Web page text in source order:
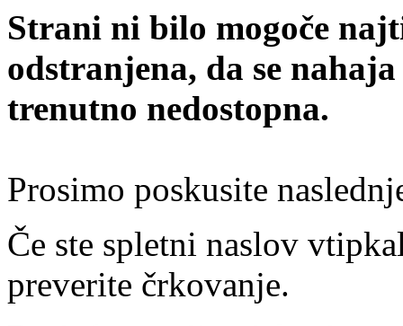
Strani ni bilo mogoče
odstranjena, da se
trenutno nedostopna.
Prosimo poskusite
Če ste spletni naslov
preverite črkovanje.